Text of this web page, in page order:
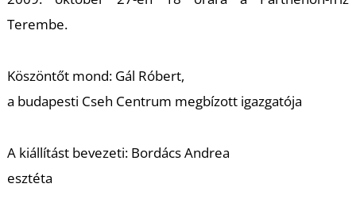
Terembe.
Köszöntőt mond: Gál Róbert,
a budapesti Cseh Centrum megbízott igazgatója
A kiállítást bevezeti: Bordács Andrea
esztéta